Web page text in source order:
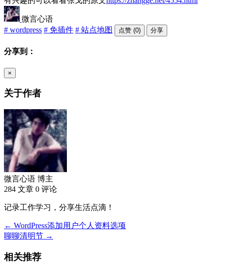
微言心语
# wordpress # 免插件 # 站点地图 点赞 (0) 分享
分享到：
×
关于作者
微言心语 博主
284 文章 0 评论
记录工作学习，分享生活点滴！
← WordPress添加用户个人资料选项
聊聊清明节 →
相关推荐